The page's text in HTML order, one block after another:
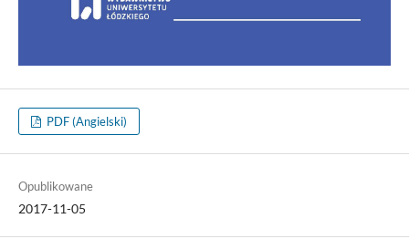
PDF (Angielski)
Opublikowane
2017-11-05